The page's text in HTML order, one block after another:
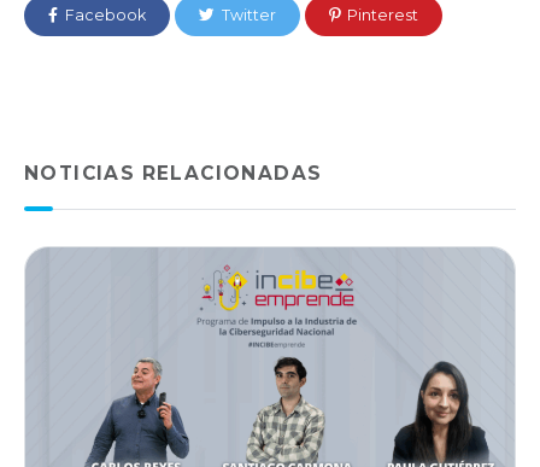
Facebook Twitter Pinterest
NOTICIAS RELACIONADAS